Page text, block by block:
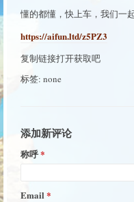
懂的都懂，快上车，我们一
https://aifun.ltd/z5PZ3
复制链接打开获取吧
标签: none
添加新评论
称呼
Email